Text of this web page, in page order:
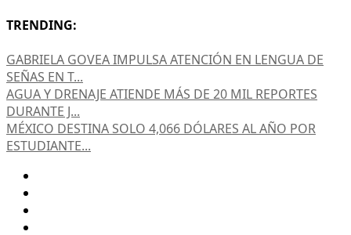
TRENDING:
GABRIELA GOVEA IMPULSA ATENCIÓN EN LENGUA DE
SEÑAS EN T...
AGUA Y DRENAJE ATIENDE MÁS DE 20 MIL REPORTES
DURANTE J...
MÉXICO DESTINA SOLO 4,066 DÓLARES AL AÑO POR
ESTUDIANTE...